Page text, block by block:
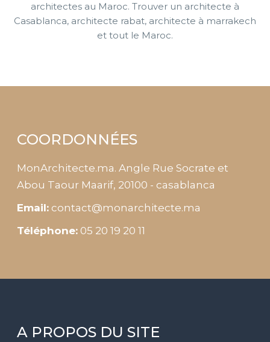
architectes au Maroc. Trouver un architecte à
Casablanca, architecte rabat, architecte à marrakech
et tout le Maroc.
COORDONNÉES
MonArchitecte.ma. Angle Rue Socrate et
Abou Taour Maarif, 20100 - casablanca
Email:contact@monarchitecte.ma
Téléphone: 05 20 19 20 11
A PROPOS DU SITE